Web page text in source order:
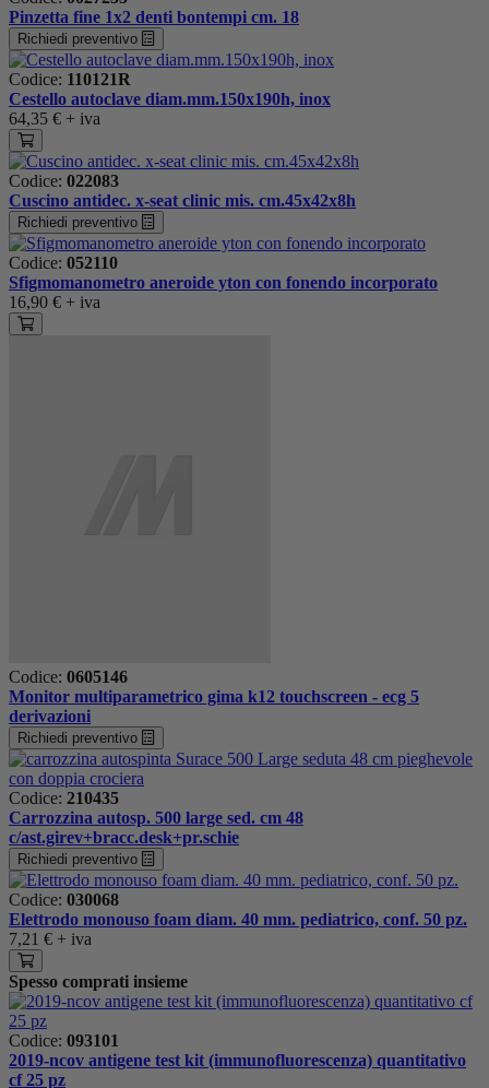
Pinzetta fine 1x2 denti bontempi cm. 18
Richiedi preventivo
Codice: 110121R
Cestello autoclave diam.mm.150x190h, inox
64,35 € + iva
Codice: 022083
Cuscino antidec. x-seat clinic mis. cm.45x42x8h
Richiedi preventivo
Codice: 052110
Sfigmomanometro aneroide yton con fonendo incorporato
16,90 € + iva
Codice: 0605146
Monitor multiparametrico gima k12 touchscreen - ecg 5
derivazioni
Richiedi preventivo
Codice: 210435
Carrozzina autosp. 500 large sed. cm 48
c/ast.girev+bracc.desk+pr.schie
Richiedi preventivo
Codice: 030068
Elettrodo monouso foam diam. 40 mm. pediatrico, conf. 50 pz.
7,21 € + iva
Spesso comprati insieme
Codice: 093101
2019-ncov antigene test kit (immunofluorescenza) quantitativo
cf 25 pz